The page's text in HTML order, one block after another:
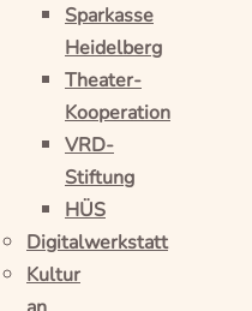
Sparkasse
Heidelberg
Theater-
Kooperation
VRD-
Stiftung
HÜS
Digitalwerkstatt
Kultur